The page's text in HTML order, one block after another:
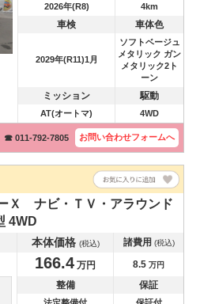
2026年(R8) 4km
車検 車体色
2029年(R11)1月
ソフトベージュ
メタリック ガン
メタリック2ト
ーン
ミッション 駆動
AT(オートマ) 4WD
☎ 011-792-7805 お問い合わせフォームへ
Ｘ ナビ・ＴＶ・アラウンド
4WD
本体価格 (税込) 諸費用 (税込)
166.4 万円 8.5 万円
整備 保証